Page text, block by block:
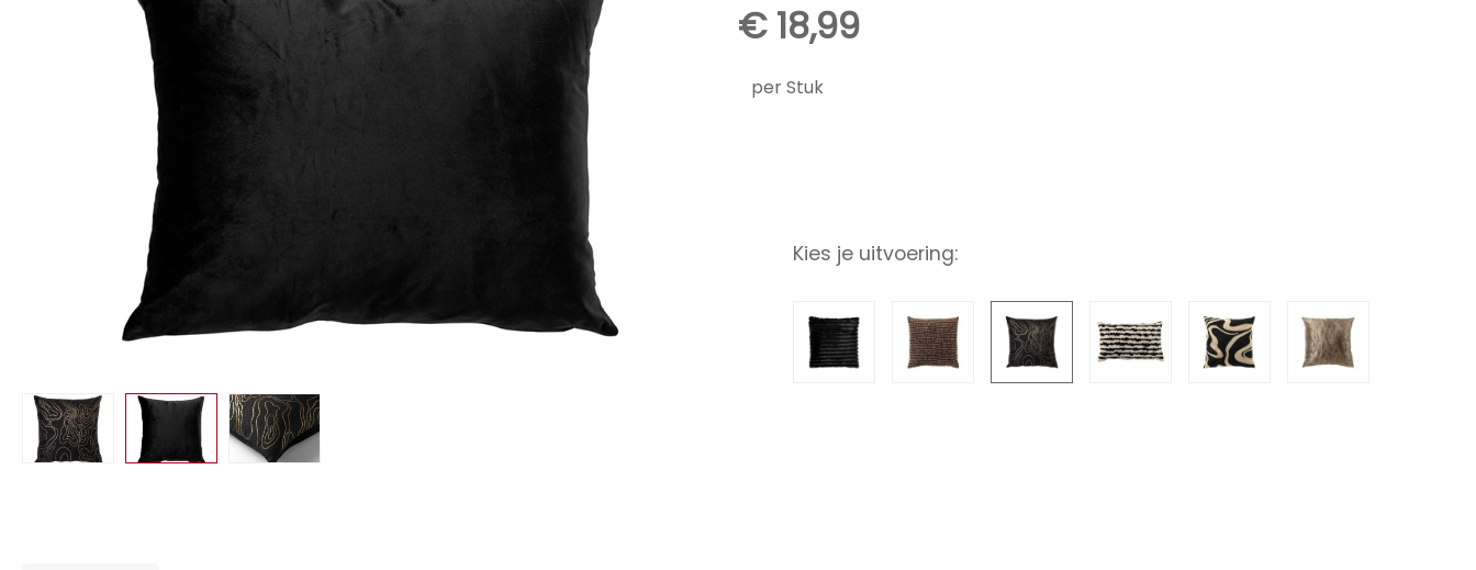
€ 18,99
per Stuk
Kies je uitvoering: